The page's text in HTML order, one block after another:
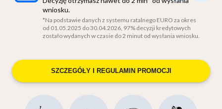
wniosku.
*Na podstawie danych z systemu ratalnego EURO za okres
od 01.05.2025 do 30.04.2026, 97% decyzji kredytowych
zostało wydanych w czasie do 2 minut od wysłania wniosku.
SZCZEGÓŁY I REGULAMIN PROMOCJI